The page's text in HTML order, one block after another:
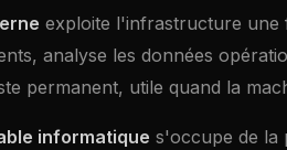
exploite l'infrastructure une
analyse les données
permanent, utile quand la
informatique s'occupe de la